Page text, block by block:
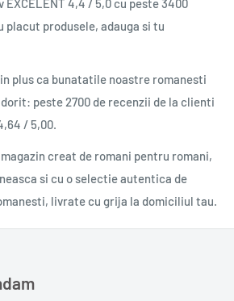
4,4 / 5,0 cu peste 3400
placut produsele, adauga si tu
plus ca bunatatile noastre romanesti
peste 2700 de recenzii de la clienti
/ 5,00.
creat de romani pentru romani,
si cu o selectie autentica de
livrate cu grija la domiciliul tau.